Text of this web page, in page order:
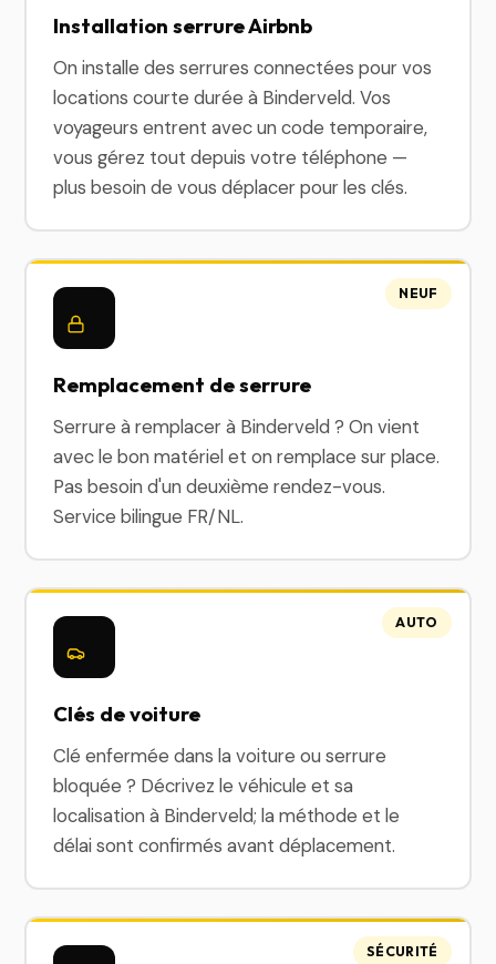
Installation serrure Airbnb
On installe des serrures connectées pour vos
locations courte durée à Binderveld. Vos
voyageurs entrent avec un code temporaire,
vous gérez tout depuis votre téléphone —
plus besoin de vous déplacer pour les clés.
Remplacement de serrure
Serrure à remplacer à Binderveld ? On vient
avec le bon matériel et on remplace sur place.
Pas besoin d'un deuxième rendez-vous.
Service bilingue FR/NL.
NEUF
Clés de voiture
Clé enfermée dans la voiture ou serrure
bloquée ? Décrivez le véhicule et sa
localisation à Binderveld; la méthode et le
délai sont confirmés avant déplacement.
AUTO
SÉCURITÉ